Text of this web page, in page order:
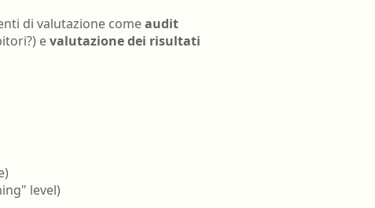
di valutazione comeaudit
evalutazione dei risultati
level)